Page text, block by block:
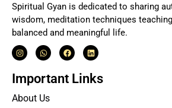
Spiritual Gyan is dedicated to sharing
wisdom, meditation techniques
balanced and meaningful life.
Important Links
About Us